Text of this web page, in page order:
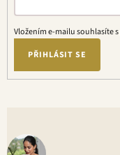
Vložením e-mailu souhlasíte s
PŘIHLÁSIT SE